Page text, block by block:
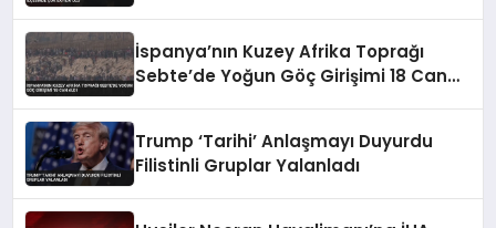
İspanya’nın Kuzey Afrika Toprağı
Sebte’de Yoğun Göç Girişimi 18 Can
Trump ‘Tarihi’ Anlaşmayı Duyurdu
Filistinli Gruplar Yalanladı